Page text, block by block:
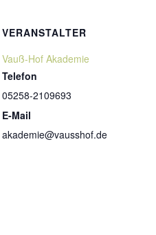
VERANSTALTER
Vauß-Hof Akademie
Telefon
05258-2109693
E-Mail
akademie@vausshof.de